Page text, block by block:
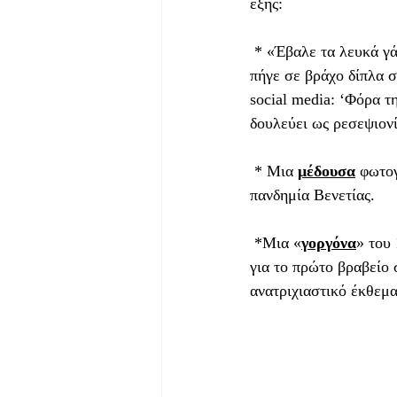
εξής:
* «Έβαλε τα λευκά
πήγε σε βράχο δίπλα
social media: ‘Φόρα
δουλεύει ως
* Μια μέδουσα
πανδημία Βενετίας.
*Μια «γοργόνα» του
για το πρώτο
ανατριχιαστικό